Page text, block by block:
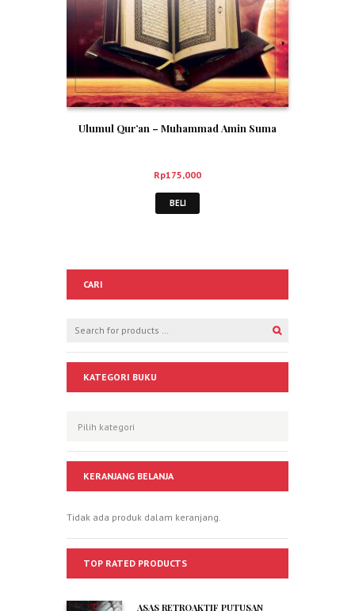
Ulumul Qur’an – Muhammad Amin Suma
Rp175,000
BELI
CARI
KATEGORI BUKU
KERANJANG BELANJA
Tidak ada produk dalam keranjang.
TOP RATED PRODUCTS
ASAS RETROAKTIF PUTUSAN